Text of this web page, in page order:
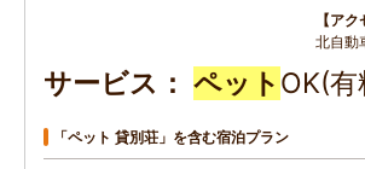
アク
北自動
サービス ペット OK(
「ペット 貸別荘」を含む宿泊プラン